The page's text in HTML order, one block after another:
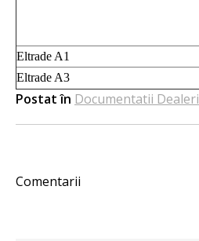
Eltrade A1
Eltrade A3
Postat în Documentatii Dealeri
Comentarii